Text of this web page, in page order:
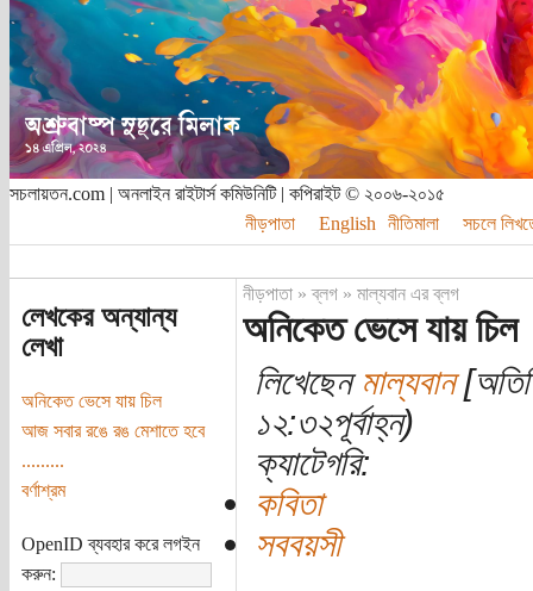
সচলায়তন.com | অনলাইন রাইটার্স কমিউনিটি | কপিরাইট © ২০০৬-২০১৫
নীড়পাতা
English নীতিমালা সচলে
লেখকের অন্যান্য
লেখা
অনিকেত ভেসে যায় চিল
আজ সবার রঙে রঙ মেশাতে হবে
.........
ব‌‌র্ণাশ্রম
OpenID ব্যবহার করে লগইন
করুন:
নীড়পাতা»ব্লগ» মাল্যবান এর ব্লগ
অনিকেত ভেসে যায় চিল
লিখেছেনমাল্যবান
১২:৩২পূর্বাহ্ন)
ক্যাটেগরি:
কবিতা
সববয়সী